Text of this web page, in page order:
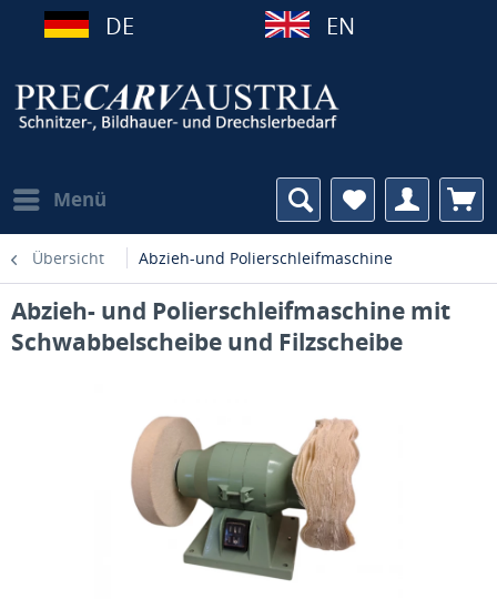
DE EN
Menü
Übersicht Abzieh-und Polierschleifmaschine
Abzieh- und Polierschleifmaschine mit
Schwabbelscheibe und Filzscheibe